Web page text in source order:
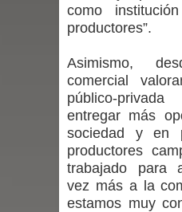
Renuncia del
Maule golpea
denuncias
Talca
Diputado
proyecto de
como
productores”.
Asimismo,
comercial
público-
entregar más
sociedad y en
productores
trabajado para
vez más a la
estamos muy